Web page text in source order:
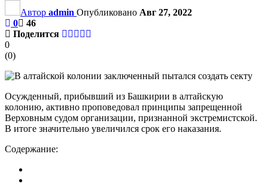
Автор admin Опубликовано Авг 27, 2022
0
46
Поделится
0
(0)
Осужденный, прибывший из Башкирии в алтайскую
колонию, активно проповедовал принципы запрещенной
Верховным судом организации, признанной экстремистской.
В итоге значительно увеличился срок его наказания.
Содержание: